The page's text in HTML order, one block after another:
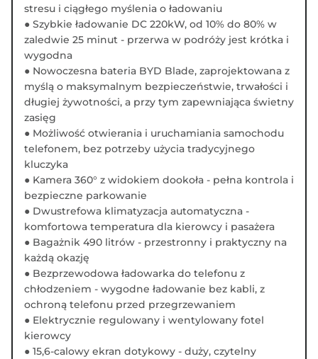
stresu i ciągłego myślenia o ładowaniu
● Szybkie ładowanie DC 220kW, od 10% do 80% w
zaledwie 25 minut - przerwa w podróży jest krótka i
wygodna
● Nowoczesna bateria BYD Blade, zaprojektowana z
myślą o maksymalnym bezpieczeństwie, trwałości i
długiej żywotności, a przy tym zapewniająca świetny
zasięg
● Możliwość otwierania i uruchamiania samochodu
telefonem, bez potrzeby użycia tradycyjnego
kluczyka
● Kamera 360° z widokiem dookoła - pełna kontrola i
bezpieczne parkowanie
● Dwustrefowa klimatyzacja automatyczna -
komfortowa temperatura dla kierowcy i pasażera
● Bagażnik 490 litrów - przestronny i praktyczny na
każdą okazję
● Bezprzewodowa ładowarka do telefonu z
chłodzeniem - wygodne ładowanie bez kabli, z
ochroną telefonu przed przegrzewaniem
● Elektrycznie regulowany i wentylowany fotel
kierowcy
● 15,6-calowy ekran dotykowy - duży, czytelny